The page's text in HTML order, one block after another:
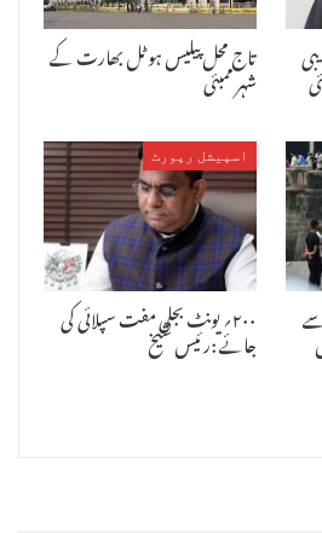
تاج محل پیلیس ہوٹل بھارت کے
شہر ممبئی
اسپیشل رپورٹ
۲۰۰؍ یونٹ بجلی مفت سپلائی کی
جائے :رئیس شیخ